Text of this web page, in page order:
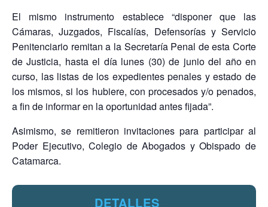
El mismo instrumento establece “disponer que las
Cámaras, Juzgados, Fiscalías, Defensorías y Servicio
Penitenciario remitan a la Secretaría Penal de esta Corte
deJusticia, hasta el día lunes (30) de junio del año en
curso, las listas de los expedientes penales y estado de
los mismos, si los hubiere, con procesados y/o penados,
a fin de informar en la oportunidad antes fijada”.
Asimismo, se remitieron invitaciones para participar al
Poder Ejecutivo, Colegio de Abogados y Obispado de
Catamarca.
DETALLES